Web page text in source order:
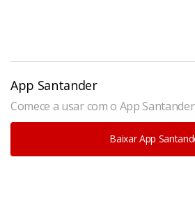
App Santander
Comece a usar com o App Santander
Baixar App